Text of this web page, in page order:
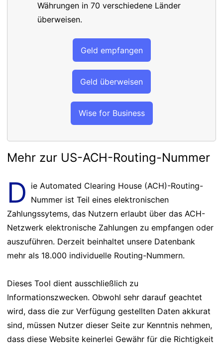
Währungen in 70 verschiedene Länder
überweisen.
Geld empfangen
Geld überweisen
Wise for Business
Mehr zur US-ACH-Routing-Nummer
D ie Automated Clearing House (ACH)-Routing-
Nummer ist Teil eines elektronischen
Zahlungssytems, das Nutzern erlaubt über das ACH-
Netzwerk elektronische Zahlungen zu empfangen oder
auszuführen. Derzeit beinhaltet unsere Datenbank
mehr als 18.000 individuelle Routing-Nummern.
Dieses Tool dient ausschließlich zu
Informationszwecken. Obwohl sehr darauf geachtet
wird, dass die zur Verfügung gestellten Daten akkurat
sind, müssen Nutzer dieser Seite zur Kenntnis nehmen,
dass diese Website keinerlei Gewähr für die Richtigkeit